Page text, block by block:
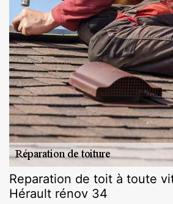
Reparation de toit à toute
Hérault rénov 34